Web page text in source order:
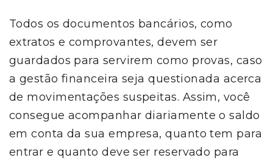
Todos os documentos bancários, como
extratos e comprovantes, devem ser
guardados para servirem como provas, caso
a gestão financeira seja questionada acerca
de movimentações suspeitas. Assim, você
consegue acompanhar diariamente o saldo
em conta da sua empresa, quanto tem para
entrar e quanto deve ser reservado para